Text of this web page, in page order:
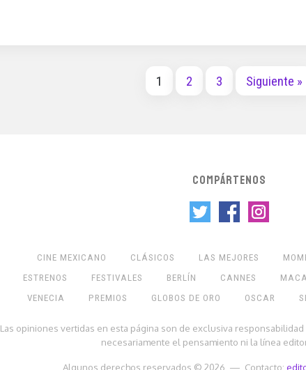
1 2 3 Siguiente »
COMPÁRTENOS
CINE MEXICANO CLÁSICOS LAS MEJORES
ESTRENOS
FESTIVALES BERLÍN CANNES
VENECIA
PREMIOS GLOBOS DE ORO OSCAR
Las opiniones vertidas en esta página son de exclusiva
necesariamente el pensamiento ni la línea
Algunos derechos reservados © 2026 — Contacto: